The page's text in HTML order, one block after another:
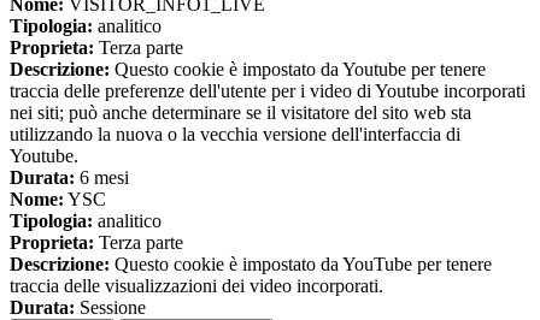
Nome: VISITOR_INFO1_LIVE
Tipologia: analitico
Proprieta: Terza parte
Descrizione: Questo cookie è impostato da Youtube per tenere
traccia delle preferenze dell'utente per i video di Youtube incorporati
nei siti; può anche determinare se il visitatore del sito web sta
utilizzando la nuova o la vecchia versione dell'interfaccia di
Youtube.
Durata: 6 mesi
Nome: YSC
Tipologia: analitico
Proprieta: Terza parte
Descrizione: Questo cookie è impostato da YouTube per tenere
traccia delle visualizzazioni dei video incorporati.
Durata: Sessione